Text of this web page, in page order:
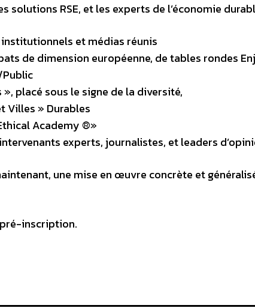
solutions RSE, et les experts de l’économie
et médias réunis
de dimension européenne, de tables rondes
placé sous le signe de la diversité,
Villes » Durables
Academy ®»
experts, journalistes, et leaders
une mise en œuvre concrète et
inscription.